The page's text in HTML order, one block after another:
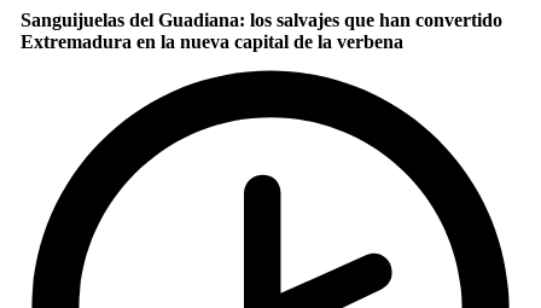
Sanguijuelas del Guadiana: los salvajes que han convertido
Extremadura en la nueva capital de la verbena